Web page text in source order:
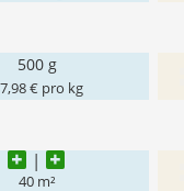
500 g
€ pro kg
40 m²